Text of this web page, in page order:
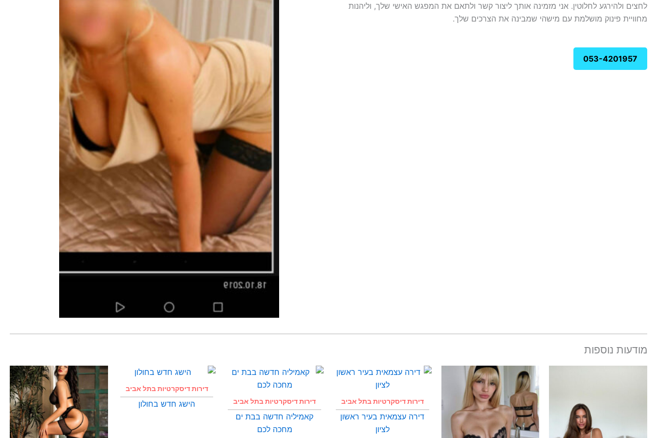
לחצים ולהירגע לחלוטין. אני מזמינה אותך ליצור קשר ולתאם את המפגש האישי שלך, וליהנות
מחוויית פינוק מושלמת עם מישהי שמבינה את הצרכים שלך.
053-4201957
מודעות נוספות
דירות דיסקרטיות בתל אביב
דירה עצמאית בעיר ראשון
לציון
דירות דיסקרטיות בתל אביב
קאמיליה חדשה בבת ים
מחכה לכם
דירות דיסקרטיות בתל אביב
הישג חדש בחולון